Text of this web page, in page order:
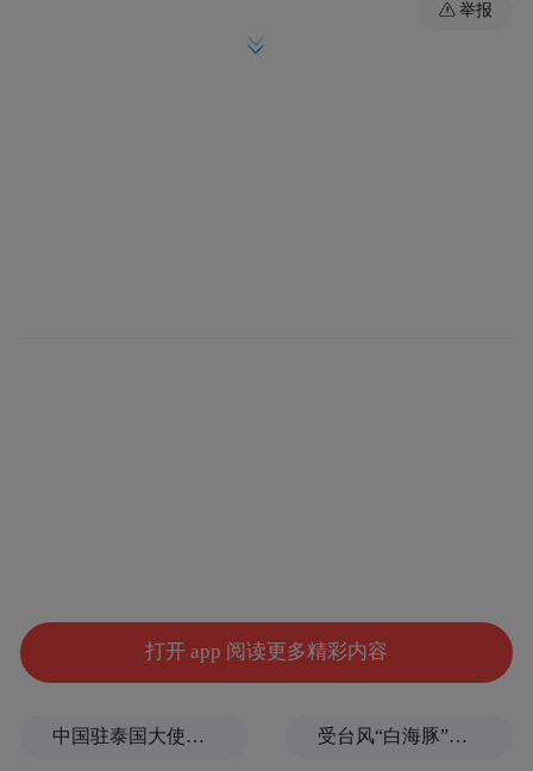
过硬品质与稳定供货能力获得市场认可，去
年完成开票销售1.2亿元。“今年我们紧抓电
网基建发展机遇，持续优化生产工艺、扩大
举报
打开 app 阅读更多精彩内容
中国驻泰国大使馆发布关于中国公民来泰国参加文体活动的提醒 受台风“白海豚”影响，福建沿海40条航线停航